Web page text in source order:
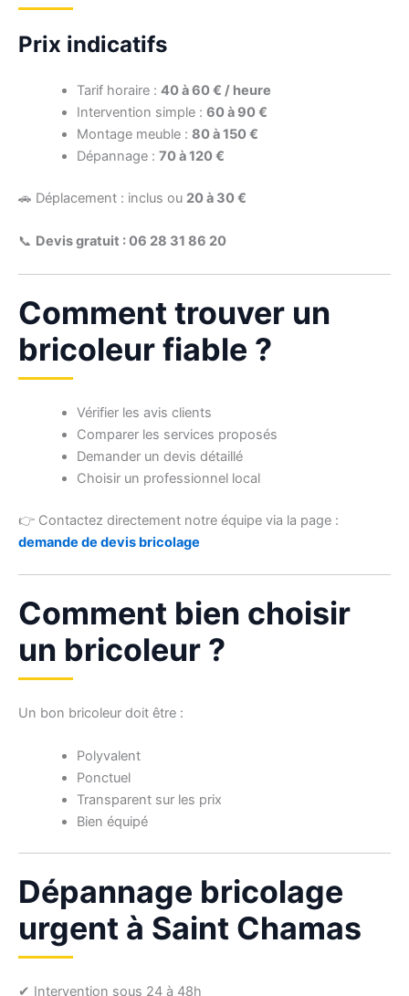
Prix indicatifs
Tarif horaire : 40 à 60 € / heure
Intervention simple : 60 à 90 €
Montage meuble : 80 à 150 €
Dépannage : 70 à 120 €
🚗 Déplacement : inclus ou 20 à 30 €
📞 Devis gratuit : 06 28 31 86 20
Comment trouver un
bricoleur fiable ?
Vérifier les avis clients
Comparer les services proposés
Demander un devis détaillé
Choisir un professionnel local
👉 Contactez directement notre équipe via la page :
demande de devis bricolage
Comment bien choisir
un bricoleur ?
Un bon bricoleur doit être :
Polyvalent
Ponctuel
Transparent sur les prix
Bien équipé
Dépannage bricolage
urgent à Saint Chamas
✔ Intervention sous 24 à 48h